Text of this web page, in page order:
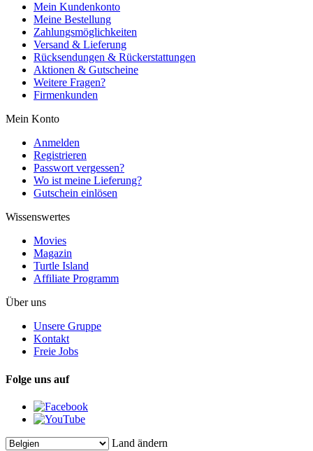
Mein Kundenkonto
Meine Bestellung
Zahlungsmöglichkeiten
Versand & Lieferung
Rücksendungen & Rückerstattungen
Aktionen & Gutscheine
Weitere Fragen?
Firmenkunden
Mein Konto
Anmelden
Registrieren
Passwort vergessen?
Wo ist meine Lieferung?
Gutschein einlösen
Wissenswertes
Movies
Magazin
Turtle Island
Affiliate Programm
Über uns
Unsere Gruppe
Kontakt
Freie Jobs
Folge uns auf
Land ändern